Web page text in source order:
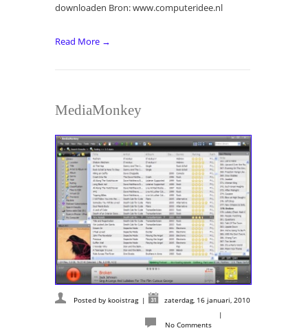
downloaden Bron: www.computeridee.nl
Read More →
MediaMonkey
Posted by kooistrag |
zaterdag, 16 januari, 2010
|
No Comments